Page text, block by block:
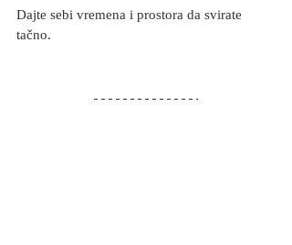
Dajte sebi vremena i prostora da svirate
tačno.